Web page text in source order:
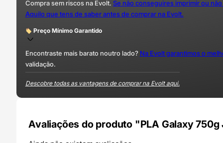
Compra sem riscos na Evolt. Se não conseguires imprimir ou
Aquilo que tens de saber antes de comprar na Evolt.
Preço Mínimo Garantido
Encontraste mais barato noutro lado? Na Evolt garantimos o
validação.
Descobre todas as vantagens de comprar na Evolt aqui.
Avaliações do produto "PLA Galaxy